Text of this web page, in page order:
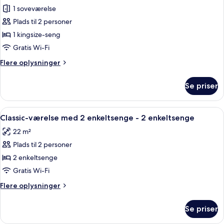
af
Superior-
værelse
-
kingsize-
1 soveværelse
Plads til 2 personer
1 kingsize-seng
Gratis Wi-Fi
Flere oplysninger
Flere
værelse
1
seng
Se priser
Indlæs
alle
billeder
af
Classic-
værelse
med
2
-
Et hotelværelse med to senge, et
8
Classic-værelse med 2 enkeltsenge - 2 enkeltsenge
22 m²
Plads til 2 personer
2 enkeltsenge
Gratis Wi-Fi
Flere oplysninger
Flere
værelse
Se priser